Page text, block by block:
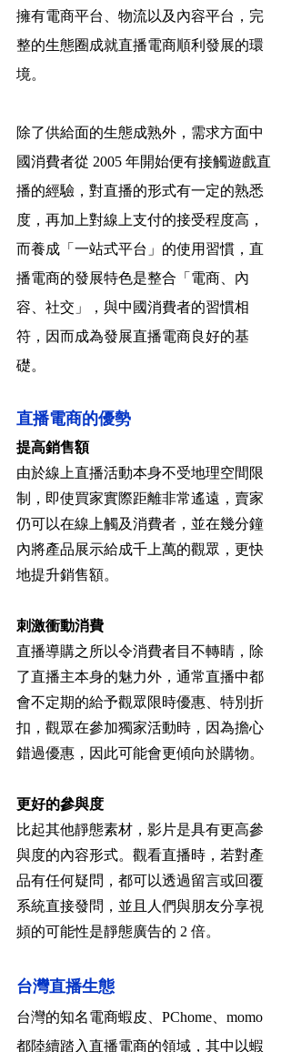
擁有電商平台、物流以及內容平台，完
整的生態圈成就直播電商順利發展的環
境。
除了供給面的生態成熟外，需求方面中
國消費者從 2005 年開始便有接觸遊戲直
播的經驗，對直播的形式有一定的熟悉
度，再加上對線上支付的接受程度高，
而養成「一站式平台」的使用習慣，直
播電商的發展特色是整合「電商、內
容、社交」，與中國消費者的習慣相
符，因而成為發展直播電商良好的基
礎。
直播電商的優勢
提高銷售額
由於線上直播活動本身不受地理空間限
制，即使買家實際距離非常遙遠，賣家
仍可以在線上觸及消費者，並在幾分鐘
內將產品展示給成千上萬的觀眾，更快
地提升銷售額。
刺激衝動消費
直播導購之所以令消費者目不轉睛，除
了直播主本身的魅力外，通常直播中都
會不定期的給予觀眾限時優惠、特別折
扣，觀眾在參加獨家活動時，因為擔心
錯過優惠，因此可能會更傾向於購物。
更好的參與度
比起其他靜態素材，影片是具有更高參
與度的內容形式。觀看直播時，若對產
品有任何疑問，都可以透過留言或回覆
系統直接發問，並且人們與朋友分享視
頻的可能性是靜態廣告的 2 倍。
台灣直播生態
台灣的知名電商蝦皮、PChome、momo
都陸續踏入直播電商的領域，其中以蝦